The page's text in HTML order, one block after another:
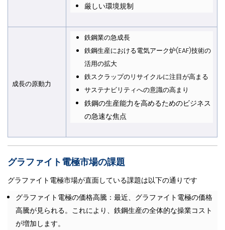
厳しい環境規制
成長の原動力
鉄鋼業の急成長
鉄鋼生産における電気アーク炉(EAF)技術の
活用の拡大
鉄スクラップのリサイクルに注目が高まる
サステナビリティへの意識の高まり
鉄鋼の生産能力を高めるためのビジネス
の急速な焦点
グラファイト電極市場の課題
グラファイト電極市場が直面している課題は以下の通りです
グラファイト電極の価格高騰：最近、グラファイト電極の価格
高騰が見られる。これにより、鉄鋼生産の全体的な操業コスト
が増加します。